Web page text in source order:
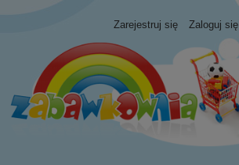
Zarejestruj się Zaloguj się